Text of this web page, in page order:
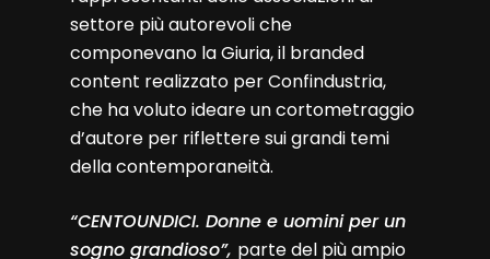
settore più autorevoli che
componevano la Giuria, il branded
content realizzato per Confindustria,
che ha voluto ideare un cortometraggio
d’autore per riflettere sui grandi temi
della contemporaneità.
“CENTOUNDICI. Donne e uomini per un
sogno grandioso”, parte del più ampio